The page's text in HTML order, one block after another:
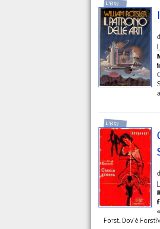
LIBRI
LIBRI
Forst. Dov'è